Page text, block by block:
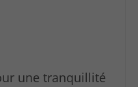
une tranquillité